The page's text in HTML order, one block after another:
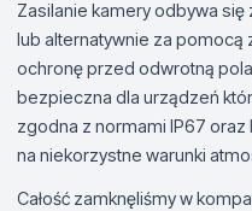
Zasilanie kamery odbywa się
lub alternatywnie za pomocą
ochronę przed odwrotną
bezpieczna dla urządzeń
zgodna z normami IP67 oraz
na niekorzystne warunki
Całość zamknęliśmy w